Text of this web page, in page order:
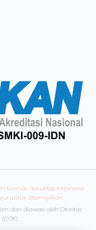
Korindo Sekuritas Indonesia
untuk ditampilkan.
dan diawasi oleh Otoritas